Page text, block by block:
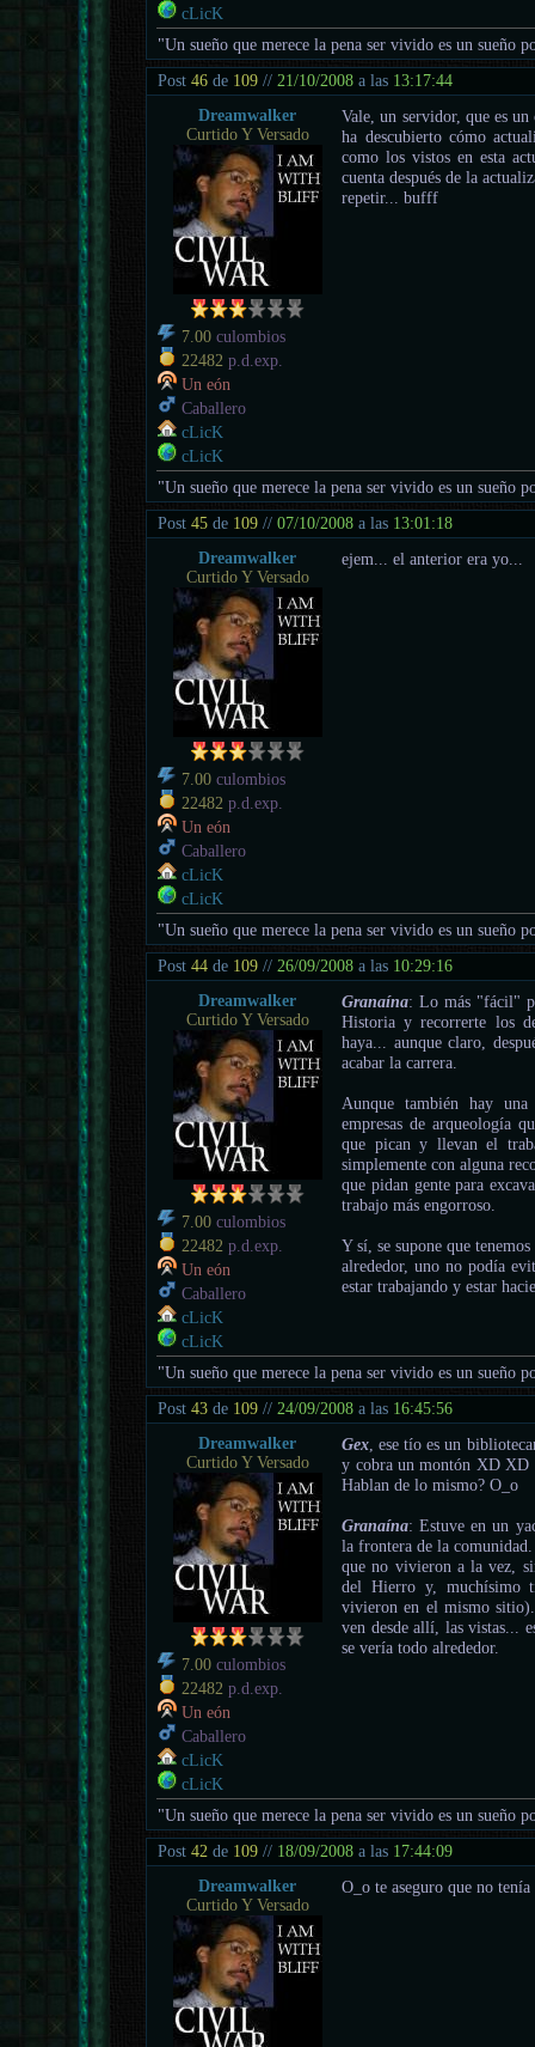
cLicK
"Un sueño que merece la pena ser vivido es un sueño
Post46 de 109 // 21/10/2008 a las 13:17:44
Dreamwalker
Curtido Y Versado
7.00 culombios
22482 p.d.exp.
Un eón
Caballero
cLicK
cLicK
Vale, un servidor, que es
ha descubierto cómo
como los vistos en esta
cuenta después de la
repetir... bufff
"Un sueño que merece la pena ser vivido es un sueño
Post45 de 109 //07/10/2008 a las 13:01:18
Dreamwalker
Curtido Y Versado
7.00 culombios
22482 p.d.exp.
Un eón
Caballero
cLicK
cLicK
ejem... el anterior era yo...
"Un sueño que merece la pena ser vivido es un sueño
Post44 de 109 // 26/09/2008 a las 10:29:16
Dreamwalker
Curtido Y Versado
7.00 culombios
22482 p.d.exp.
Un eón
Caballero
cLicK
cLicK
Granaína: Lo más "fácil"
Historia y recorrerte los
haya... aunque claro,
acabar la carrera.
Aunque también hay
empresas de arqueología
que pican y llevan el
simplemente con alguna
que pidan gente para
trabajo más engorroso.
Y sí, se supone que
alrededor, uno no podía
estar trabajando y estar
"Un sueño que merece la pena ser vivido es un sueño
Post43 de 109 // 24/09/2008 a las 16:45:56
Dreamwalker
Curtido Y Versado
7.00 culombios
22482 p.d.exp.
Un eón
Caballero
cLicK
cLicK
Gex , ese tío es un
y cobra un montón XD XD
Hablan de lo mismo? O_o
Granaína: Estuve en un
la frontera de la
que no vivieron a la vez,
del Hierro y, muchísimo
vivieron en el mismo
ven desde allí, las vistas...
se vería todo alrededor.
"Un sueño que merece la pena ser vivido es un sueño
Post42 de 109 // 18/09/2008 a las 17:44:09
Dreamwalker
Curtido Y Versado
O_o te aseguro que no